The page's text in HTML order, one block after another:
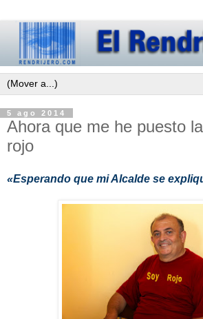
5 ago 2014
Ahora que me he puesto
rojo
«Esperando que mi Alcalde se